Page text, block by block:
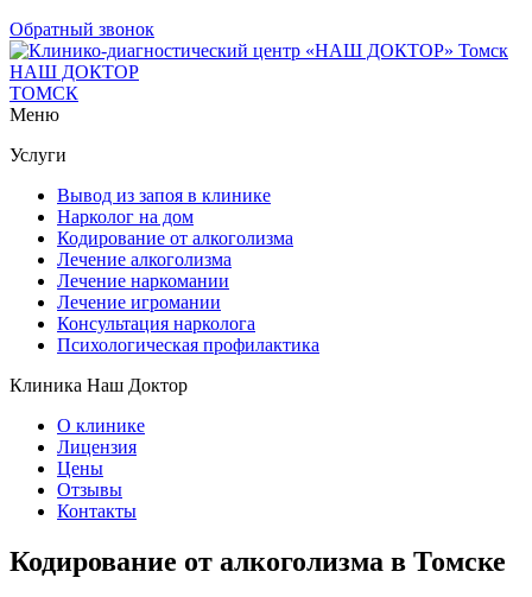
Обратный звонок
НАШ ДОКТОР
ТОМСК
Меню
Услуги
Вывод из запоя в клинике
Нарколог на дом
Кодирование от алкоголизма
Лечение алкоголизма
Лечение наркомании
Лечение игромании
Консультация нарколога
Психологическая профилактика
Клиника Наш Доктор
О клинике
Лицензия
Цены
Отзывы
Контакты
Кодирование от алкоголизма в Томске